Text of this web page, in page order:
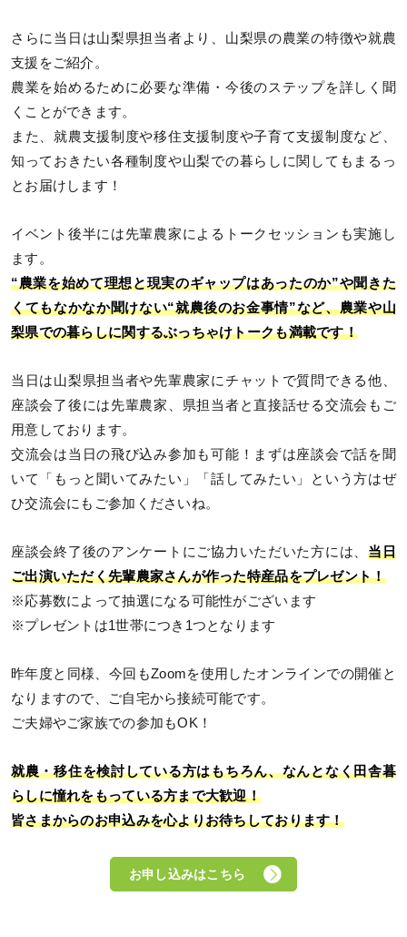
さらに当日は山梨県担当者より、山梨県の農業の特徴や就農
支援をご紹介。
農業を始めるために必要な準備・今後のステップを詳しく聞
くことができます。
また、就農支援制度や移住支援制度や子育て支援制度など、
知っておきたい各種制度や山梨での暮らしに関してもまるっ
とお届けします！
イベント後半には先輩農家によるトークセッションも実施し
ます。
“農業を始めて理想と現実のギャップはあったのか”や聞きた
くてもなかなか聞けない“就農後のお金事情”など、農業や山
梨県での暮らしに関するぶっちゃけトークも満載です！
当日は山梨県担当者や先輩農家にチャットで質問できる他、
座談会了後には先輩農家、県担当者と直接話せる交流会もご
用意しております。
交流会は当日の飛び込み参加も可能！まずは座談会で話を聞
いて「もっと聞いてみたい」「話してみたい」という方はぜ
ひ交流会にもご参加くださいね。
座談会終了後のアンケートにご協力いただいた方には、 当日
ご出演いただく先輩農家さんが作った特産品をプレゼント！
※応募数によって抽選になる可能性がございます
※プレゼントは1世帯につき1つとなります
昨年度と同様、今回もZoomを使用したオンラインでの開催と
なりますので、ご自宅から接続可能です。
ご夫婦やご家族での参加もOK！
就農・移住を検討している方はもちろん、なんとなく田舎暮
らしに憧れをもっている方まで大歓迎！
皆さまからのお申込みを心よりお待ちしております！
お申し込みはこちら